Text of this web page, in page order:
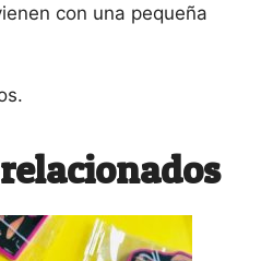
con una pequeña